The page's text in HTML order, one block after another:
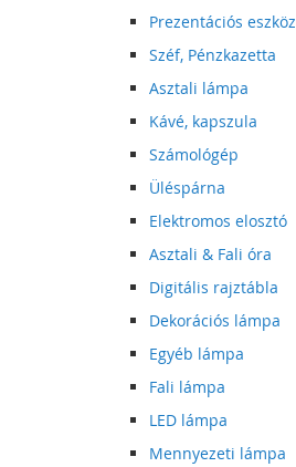
Prezentációs eszköz
Széf, Pénzkazetta
Asztali lámpa
Kávé, kapszula
Számológép
Üléspárna
Elektromos elosztó
Asztali & Fali óra
Digitális rajztábla
Dekorációs lámpa
Egyéb lámpa
Fali lámpa
LED lámpa
Mennyezeti lámpa